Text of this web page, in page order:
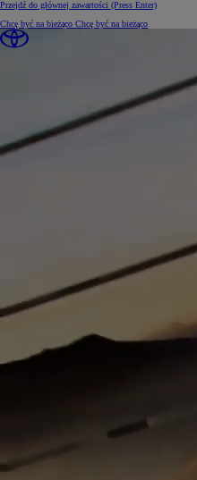
Przejdź do głównej zawartości (Press Enter)
Chcę być na bieżąco Chcę być na bieżąco